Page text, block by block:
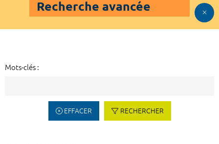
Recherche avancée
Mots-clés :
EFFACER RECHERCHER